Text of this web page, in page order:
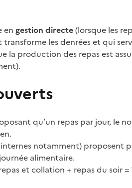
en gestion directe(lorsque les
les denrées et qui
la production des repas est
qu’un repas par jour, le
notamment) proposent
alimentaire.
et collation + repas du soir